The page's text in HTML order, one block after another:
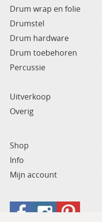
Drum wrap en folie
Drumstel
Drum hardware
Drum toebehoren
Percussie
Uitverkoop
Overig
Shop
Info
Mijn account